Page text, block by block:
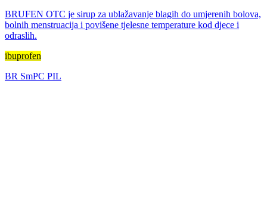
BRUFEN OTC je sirup za ublažavanje blagih do umjerenih bolova,
bolnih menstruacija i povišene tjelesne temperature kod djece i
odraslih.
ibuprofen
BR SmPC PIL